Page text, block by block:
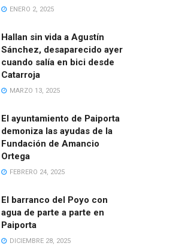
ENERO 2, 2025
Hallan sin vida a Agustín
Sánchez, desaparecido ayer
cuando salía en bici desde
Catarroja
MARZO 13, 2025
El ayuntamiento de Paiporta
demoniza las ayudas de la
Fundación de Amancio
Ortega
FEBRERO 24, 2025
El barranco del Poyo con
agua de parte a parte en
Paiporta
DICIEMBRE 28, 2025